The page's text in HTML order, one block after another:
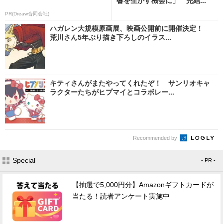
PR(Dreaw合同会社)
ハガレン大規模原画展、映画公開前に開催決定！
荒川さん5年ぶり描き下ろしのイラス...
キティさんがまたやってくれたぞ！ サンリオキャ
ラクターたちがヒプマイとコラボレー...
Recommended by
Special - PR -
【抽選で5,000円分】Amazonギフトカードが
当たる！読者アンケート実施中